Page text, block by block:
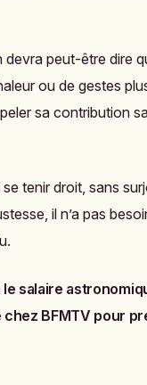
devra peut-être dire
ou de gestes
sa contribution
tenir droit, sans
il n’a pas
salaire
chez BFMTV pour